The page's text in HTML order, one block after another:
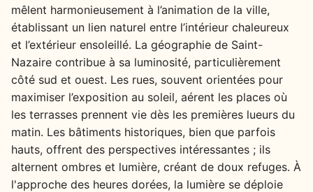
mêlent harmonieusement à l’animation de la ville,
établissant un lien naturel entre l’intérieur chaleureux
et l’extérieur ensoleillé. La géographie de Saint-
Nazaire contribue à sa luminosité, particulièrement
côté sud et ouest. Les rues, souvent orientées pour
maximiser l’exposition au soleil, aérent les places où
les terrasses prennent vie dès les premières lueurs du
matin. Les bâtiments historiques, bien que parfois
hauts, offrent des perspectives intéressantes ; ils
alternent ombres et lumière, créant de doux refuges. À
l'approche des heures dorées, la lumière se déploie